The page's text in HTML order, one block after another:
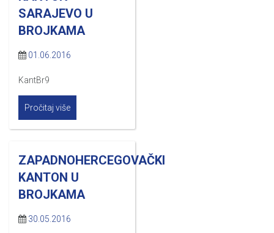
SARAJEVO U
BROJKAMA
01.06.2016
KantBr9
Pročitaj više
ZAPADNOHERCEGOVAČKI
KANTON U
BROJKAMA
30.05.2016